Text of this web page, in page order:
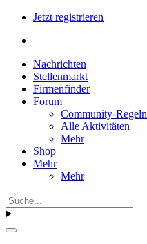
Jetzt registrieren
Nachrichten
Stellenmarkt
Firmenfinder
Forum
Community-Regeln
Alle Aktivitäten
Mehr
Shop
Mehr
Mehr